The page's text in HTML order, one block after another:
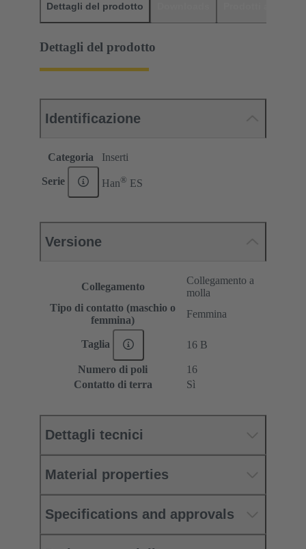
Dettagli del prodotto
Dettagli del prodotto
Identificazione
Categoria Inserti
Serie Han® ES
Versione
Collegamento
Collegamento a
molla
Tipo di contatto (maschio o
femmina)
Femmina
Taglia 16 B
Numero di poli
16
Contatto di terra
Sì
Dettagli tecnici
Material properties
Specifications and approvals